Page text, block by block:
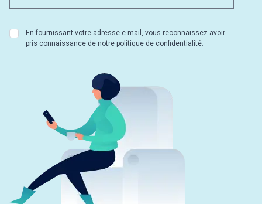
En fournissant votre adresse e-mail, vous reconnaissez avoir
pris connaissance de notre politique de confidentialité.